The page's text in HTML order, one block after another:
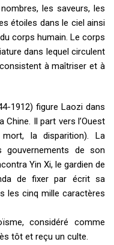
les saveurs, les
étoiles dans le ciel ainsi
corps humain. Le corps
dans lequel circulent
à maîtriser et à
1912) figure Laozi dans
Il part vers l’Ouest
la disparition). La
de son
Yin Xi, le gardien de
de fixer par écrit sa
les cinq mille caractères
considéré comme
tôt et reçu un culte.